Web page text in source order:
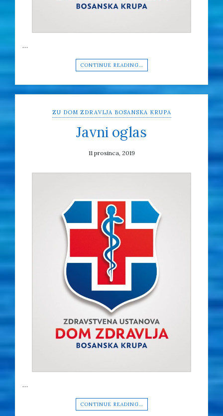
…
CONTINUE READING…
ZU DOM ZDRAVLJA BOSANSKA KRUPA
Javni oglas
11 prosinca, 2019
…
CONTINUE READING…